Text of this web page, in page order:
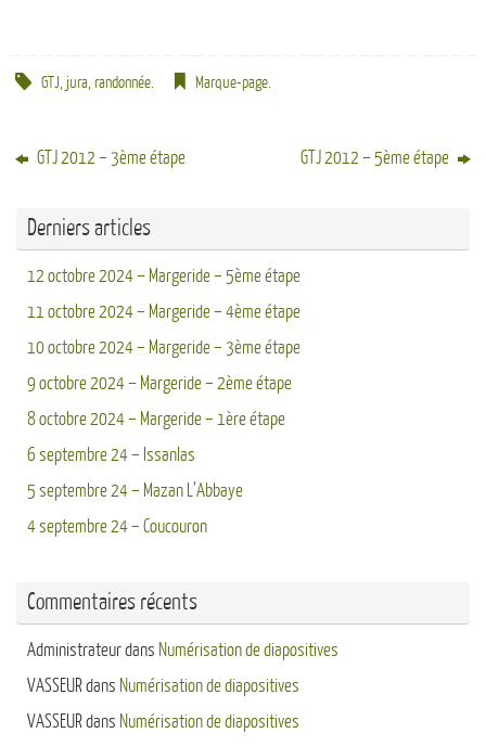
GTJ, jura,randonnée. Marque-page.
GTJ 2012 – 3ème étape GTJ 2012 – 5ème étape
Derniers articles
12 octobre 2024 – Margeride – 5ème étape
11 octobre 2024 – Margeride – 4ème étape
10 octobre 2024 – Margeride – 3ème étape
9 octobre 2024 – Margeride – 2ème étape
8 octobre 2024 – Margeride – 1ère étape
6 septembre 24 – Issanlas
5 septembre 24 – Mazan L’Abbaye
4 septembre 24 – Coucouron
Commentaires récents
Administrateurdans Numérisation de diapositives
VASSEURdans Numérisation de diapositives
VASSEURdans Numérisation de diapositives